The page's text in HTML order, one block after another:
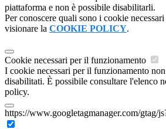
piattaforma e non è possibile disabilitarli.
Per conoscere quali sono i cookie
visionare la COOKIE POLICY.
Cookie necessari per il funzionamento
I cookie necessari per il funzionamento non
disabilitati. È possibile consultare l'elenco
policy.
https://www.googletagmanager.com/gtag/